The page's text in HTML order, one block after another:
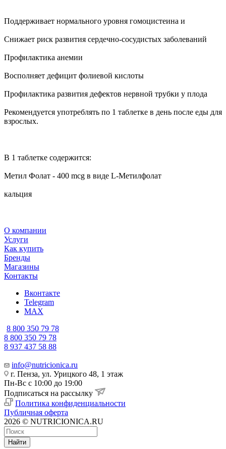
Поддерживает нормального уровня гомоцистеина и
Снижает риск развития сердечно-сосудистых заболеваний
Профилактика анемии
Восполняет дефицит фолиевой кислоты
Профилактика развития дефектов нервной трубки у плода
Рекомендуется употреблять по 1 таблетке в день после еды для
взрослых.
В 1 таблетке содержится:
Метил Фолат - 400 mcg в виде L-Метилфолат
кальция
О компании
Услуги
Как купить
Бренды
Магазины
Контакты
Вконтакте
Telegram
MAX
8 800 350 79 78
8 800 350 79 78
8 937 437 58 88
info@nutricionica.ru
г. Пенза, ул. Урицкого 48, 1 этаж
Пн-Вс с 10:00 до 19:00
Подписаться на рассылку
Политика конфиденциальности
Публичная оферта
2026 © NUTRICIONICA.RU
Найти